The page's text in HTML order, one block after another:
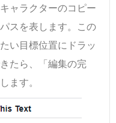
ャラクターのコピー
スを表します。この
い目標位置にドラッ
たら、「編集の完
ます。